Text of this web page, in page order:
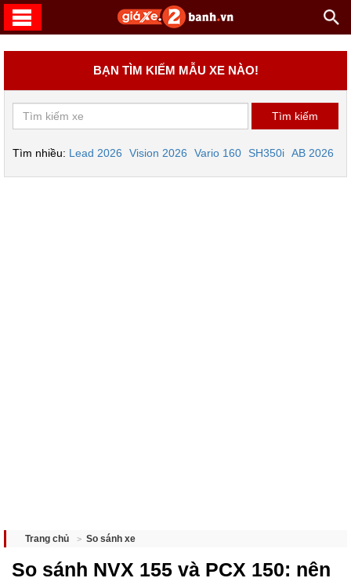
BẠN TÌM KIẾM MẪU XE NÀO!
Tìm nhiều: Lead 2026 Vision 2026 Vario 160 SH350i AB 2026
Trang chủ So sánh xe
So sánh NVX 155 và PCX 150: nên